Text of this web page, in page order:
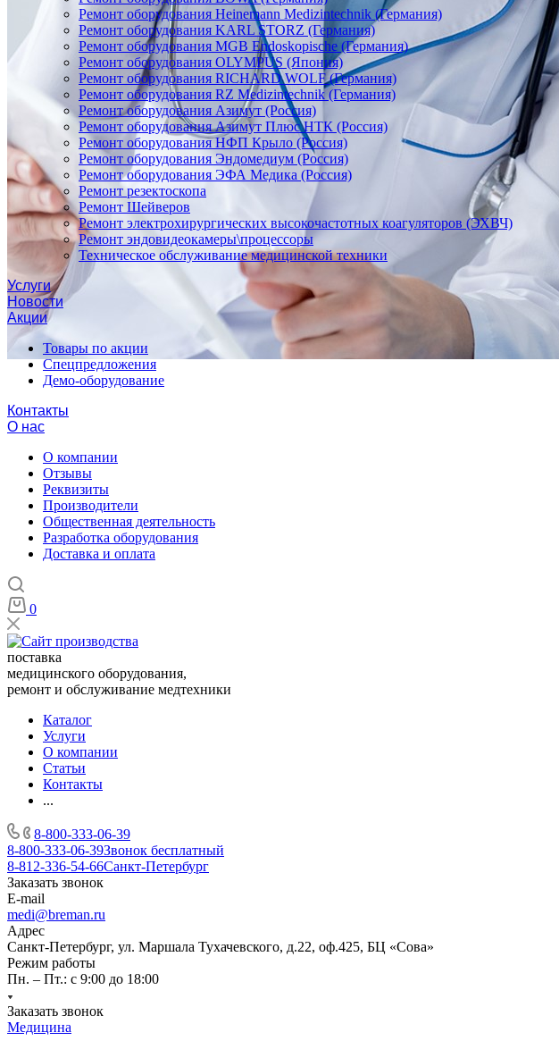
Ремонт оборудования Heinemann Medizintechnik (Германия)
Ремонт оборудования KARL STORZ (Германия)
Ремонт оборудования MGB Endoskopische (Германия)
Ремонт оборудования OLYMPUS (Япония)
Ремонт оборудования RICHARD WOLF (Германия)
Ремонт оборудования RZ Medizintechnik (Германия)
Ремонт оборудования Азимут (Россия)
Ремонт оборудования Азимут Плюс НТК (Россия)
Ремонт оборудования НФП Крыло (Россия)
Ремонт оборудования Эндомедиум (Россия)
Ремонт оборудования ЭФА Медика (Россия)
Ремонт резектоскопа
Ремонт Шейверов
Ремонт электрохирургических высокочастотных коагуляторов (ЭХВЧ)
Ремонт эндовидеокамеры\процессоры
Техническое обслуживание медицинской техники
Услуги
Новости
Акции
Товары по акции
Спецпредложения
Демо-оборудование
Контакты
О нас
О компании
Отзывы
Реквизиты
Производители
Общественная деятельность
Разработка оборудования
Доставка и оплата
0
поставка
медицинского оборудования,
ремонт и обслуживание медтехники
Каталог
Услуги
О компании
Статьи
Контакты
...
8-800-333-06-39
8-800-333-06-39Звонок бесплатный
8-812-336-54-66Санкт-Петербург
Заказать звонок
E-mail
medi@breman.ru
Адрес
Санкт-Петербург, ул. Маршала Тухачевского, д.22, оф.425, БЦ «Сова»
Режим работы
Пн. – Пт.: с 9:00 до 18:00
Заказать звонок
Медицина